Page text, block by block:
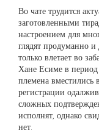
Во чате трудится
заготовленными
настроением для
глядят продуманно и
только влетает во
Хане Есиме в период
племена вместились
регистрации
сложных
исполнят, однако
нет.